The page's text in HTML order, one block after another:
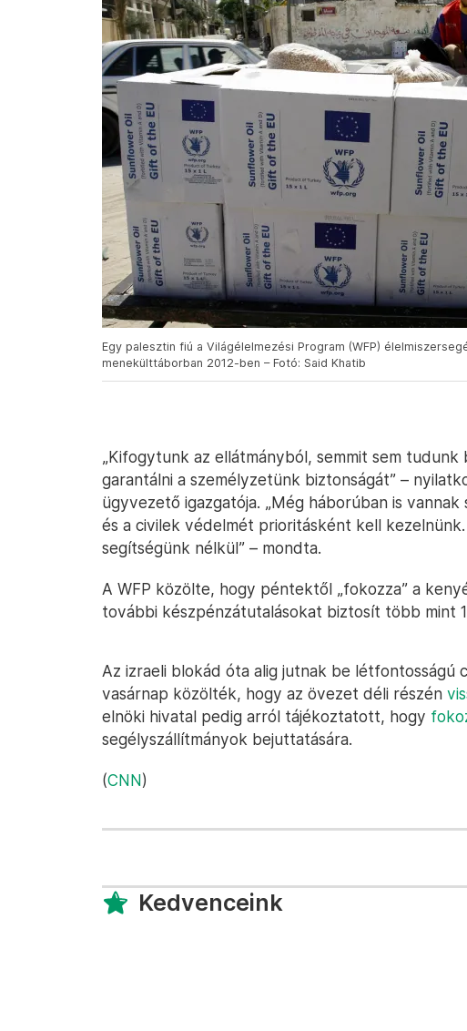
Egy palesztin fiú a Világélelmezési Program (WFP)
menekülttáborban 2012-ben – Fotó: Said Khatib
„Kifogytunk az ellátmányból, semmit sem
garantálni a személyzetünk biztonságát” –
ügyvezető igazgatója. „Még háborúban is
és a civilek védelmét prioritásként kell
segítségünk nélkül” – mondta.
A WFP közölte, hogy péntektől „fokozza” a
további készpénzátutalásokat biztosít több mint
Az izraeli blokád óta alig jutnak be létfontosságú
vasárnap közölték, hogy az övezet déli részén
elnöki hivatal pedig arról tájékoztatott, hogy
segélyszállítmányok bejuttatására.
(CNN)
Kedvenceink